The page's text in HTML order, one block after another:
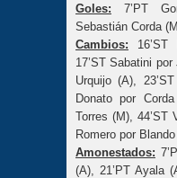
Goles: 7’PT
Sebastián Corda
Cambios: 16’ST
17’ST Sabatini
Urquijo (A),
Donato por
Torres (M), 44’ST
Romero por Blando
Amonestados:
(A), 21’PT Ayala